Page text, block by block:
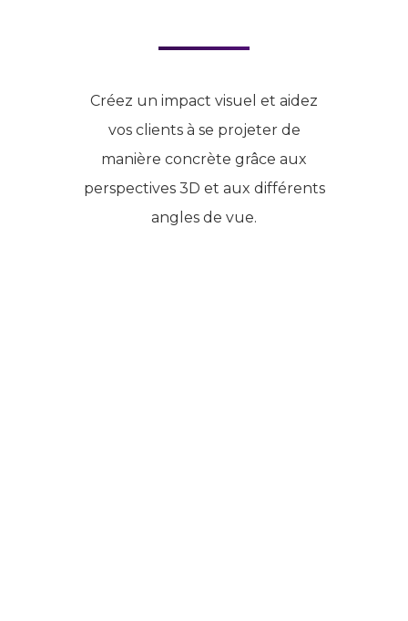
Créez un impact visuel et aidez
vos clients à se projeter de
manière concrète grâce aux
perspectives 3D et aux différents
angles de vue.